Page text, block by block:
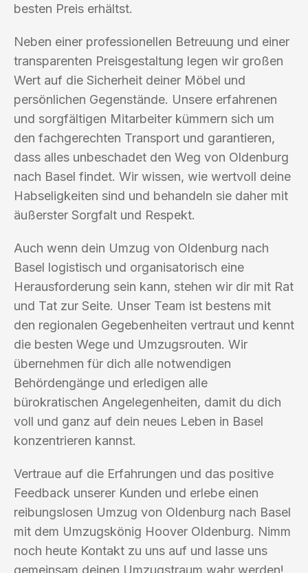
besten Preis erhältst.
Neben einer professionellen Betreuung und einer
transparenten Preisgestaltung legen wir großen
Wert auf die Sicherheit deiner Möbel und
persönlichen Gegenstände. Unsere erfahrenen
und sorgfältigen Mitarbeiter kümmern sich um
den fachgerechten Transport und garantieren,
dass alles unbeschadet den Weg von Oldenburg
nach Basel findet. Wir wissen, wie wertvoll deine
Habseligkeiten sind und behandeln sie daher mit
äußerster Sorgfalt und Respekt.
Auch wenn dein Umzug von Oldenburg nach
Basel logistisch und organisatorisch eine
Herausforderung sein kann, stehen wir dir mit Rat
und Tat zur Seite. Unser Team ist bestens mit
den regionalen Gegebenheiten vertraut und kennt
die besten Wege und Umzugsrouten. Wir
übernehmen für dich alle notwendigen
Behördengänge und erledigen alle
bürokratischen Angelegenheiten, damit du dich
voll und ganz auf dein neues Leben in Basel
konzentrieren kannst.
Vertraue auf die Erfahrungen und das positive
Feedback unserer Kunden und erlebe einen
reibungslosen Umzug von Oldenburg nach Basel
mit dem Umzugskönig Hoover Oldenburg. Nimm
noch heute Kontakt zu uns auf und lasse uns
gemeinsam deinen Umzugstraum wahr werden!